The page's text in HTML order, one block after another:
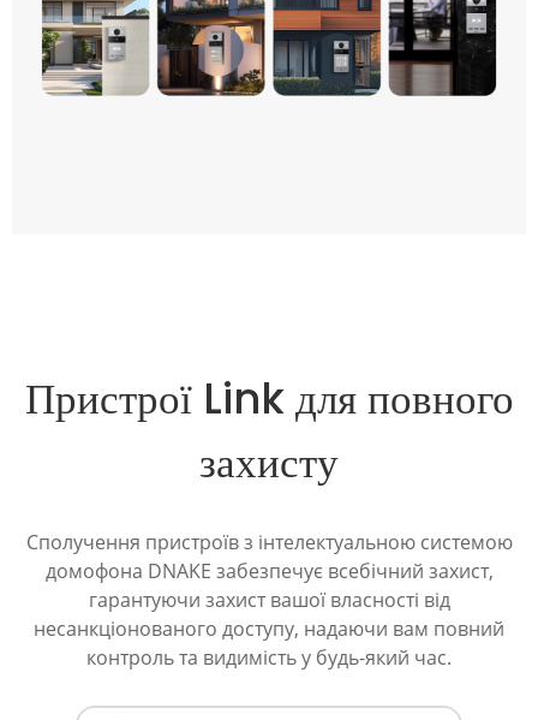
Пристрої Link для повного
захисту
Сполучення пристроїв з інтелектуальною системою
домофона DNAKE забезпечує всебічний захист,
гарантуючи захист вашої власності від
несанкціонованого доступу, надаючи вам повний
контроль та видимість у будь-який час.